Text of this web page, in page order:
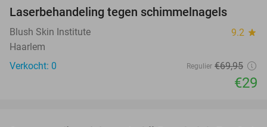
TODAY
Laserbehandeling tegen schimmelnagels
Blush Skin Institute 9.2 star
Haarlem
Verkocht: 0
Regulier €69,95
€29